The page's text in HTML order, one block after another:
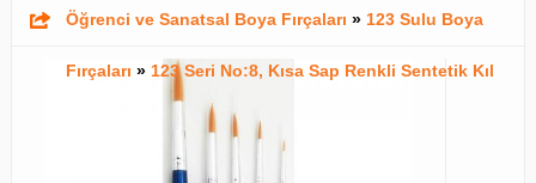
Öğrenci ve Sanatsal Boya Fırçaları » 123 Sulu Boya
Fırçaları » 123 Seri No:8, Kısa Sap Renkli Sentetik Kıl